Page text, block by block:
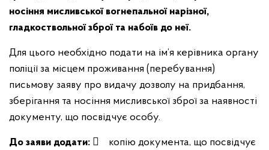
носіння мисливської вогнепальної нарізної,
гладкоствольної зброї та набоїв до неї.
Для цього необхідно подати на ім’я керівника органу
поліції за місцем проживання (перебування)
письмову заяву про видачу дозволу на придбання,
зберігання та носіння мисливської зброї за наявності
документу, що посвідчує особу.
До заяви додати:  копію документа, що посвідчує